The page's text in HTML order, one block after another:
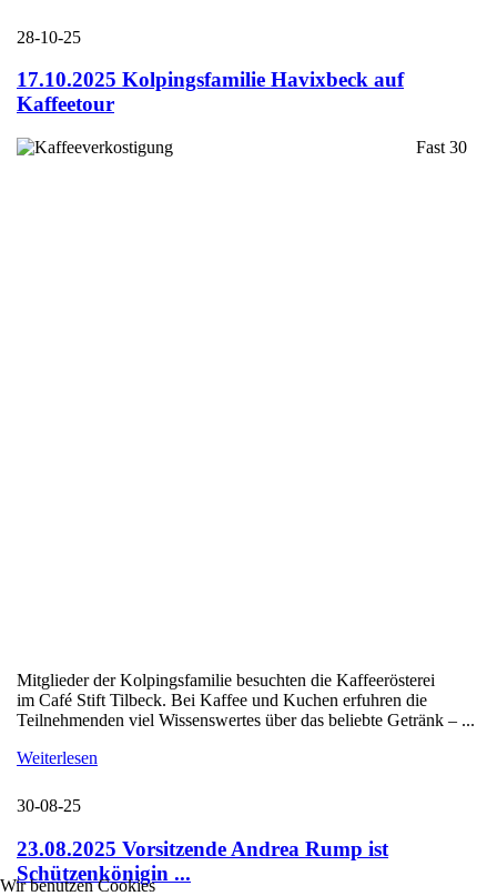
28-10-25
17.10.2025 Kolpingsfamilie Havixbeck auf
Kaffeetour
Fast 30
Mitglieder der Kolpingsfamilie besuchten die Kaffeerösterei
im Café Stift Tilbeck. Bei Kaffee und Kuchen erfuhren die
Teilnehmenden viel Wissenswertes über das beliebte Getränk – ...
Weiterlesen
30-08-25
23.08.2025 Vorsitzende Andrea Rump ist
Schützenkönigin ...
Wir benutzen Cookies